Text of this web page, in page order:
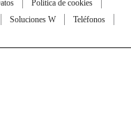
Política de cookies
Soluciones W
Teléfonos